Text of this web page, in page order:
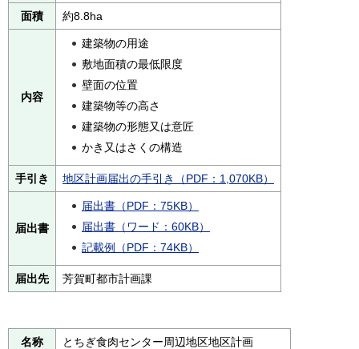
面積 約8.8ha
内容
建築物の用途
敷地面積の最低限度
壁面の位置
建築物等の高さ
建築物の形態又は意匠
かき又はさくの構造
手引き 地区計画届出の手引き（PDF：1,070KB）
届出書
届出書（PDF：75KB）
届出書（ワード：60KB）
記載例（PDF：74KB）
届出先 芳賀町都市計画課
名称 とちぎ食肉センター周辺地区地区計画